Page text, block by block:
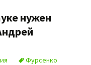
нужен
Фурсенко